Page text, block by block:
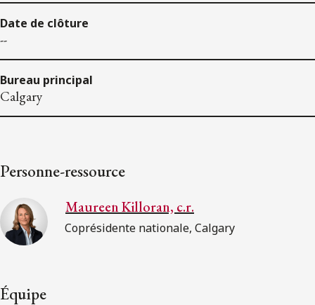
Date de clôture
--
Bureau principal
Calgary
Personne-ressource
Maureen Killoran, c.r.
Coprésidente nationale, Calgary
Équipe